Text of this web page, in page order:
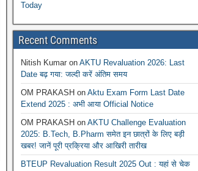
Today
Recent Comments
Nitish Kumaron AKTU Revaluation 2026: Last
Date बढ़ गया: जल्दी करें अंतिम समय
OM PRAKASH on Aktu Exam Form Last Date
Extend 2025 : अभी आया Official Notice
OM PRAKASH on AKTU Challenge Evaluation
2025: B.Tech, B.Pharm समेत इन छात्रों के लिए बड़ी
खबर! जानें पूरी प्रक्रिया और आखिरी तारीख
BTEUP Revaluation Result 2025 Out : यहां से चेक